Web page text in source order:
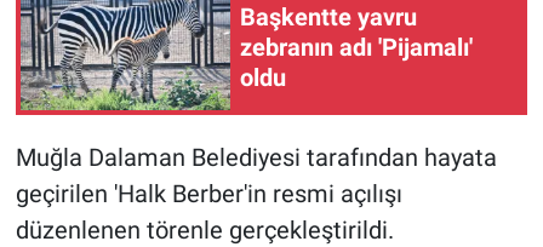
Başkentte yavru
zebranın adı 'Pijamalı'
oldu
Muğla Dalaman Belediyesi tarafından hayata
geçirilen 'Halk Berber'in resmi açılışı
düzenlenen törenle gerçekleştirildi.